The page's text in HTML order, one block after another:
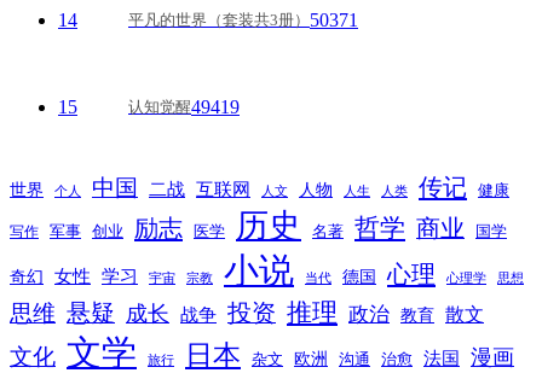
14 平凡的世界（套装共3册） 50371
15 认知觉醒49419
世界 个人 中国 二战 互联网 人文 人物 人生 人类 传记 健康
写作 军事 创业 励志 医学 历史 名著 哲学 商业 国学
奇幻 女性 学习 宇宙 宗教 小说 当代 德国 心理 心理学 思想
思维 悬疑 成长 战争 投资 推理 政治 教育 散文
文化 文学 旅行 日本 杂文 欧洲 沟通 治愈 法国 漫画